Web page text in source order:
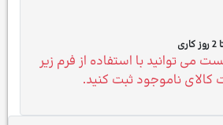
می توانید با استفاده از فرم زیر
ناموجود ثبت کنید.